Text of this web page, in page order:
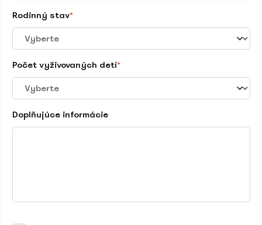
Rodinný stav*
Počet vyživovaných detí*
Doplňujúce informácie